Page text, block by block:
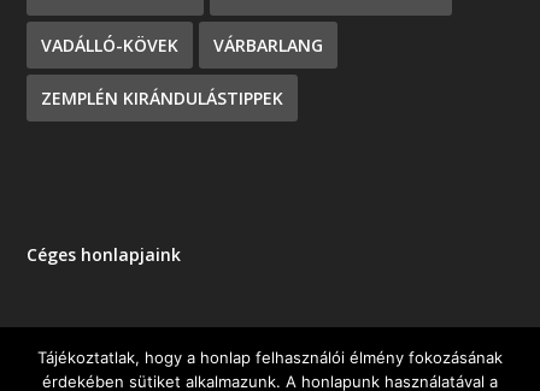
VADÁLLÓ-KÖVEK VÁRBARLANG
ZEMPLÉN KIRÁNDULÁSTIPPEK
Céges honlapjaink
Tájékoztatlak, hogy a honlap felhasználói élmény fokozásának
érdekében sütiket alkalmazunk. A honlapunk használatával a